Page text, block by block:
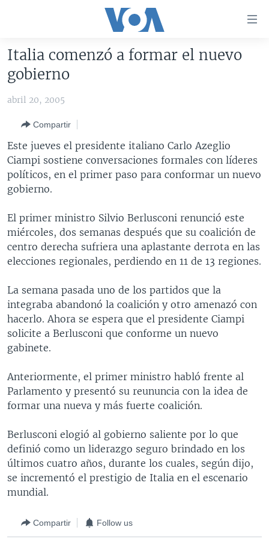
accesibilidad
contenido
principal
Salte
navegador
principal
Salte
AMÉRICA DEL NORTE
MÉXICO
HAITÍ
ELECCIONES EEUU 2024
ELECCIONES EEUU
VOTO DIVIDIDO
VOA VERIFICA
VOA VERIFICA UCRANIA/RUSIA
VOA VERIFICA INMIGRACIÓN
VOA VERIFICA AMÉRICA LATINA
AMÉRICA LATINA
ARGENTINA
BOLIVIA
COLOMBIA
CHILE
PERÚ
ECUADOR
BRASIL
CHINA EN AMÉRICA LATINA
CENTROAMÉRICA
COSTA RICA
EL SALVADOR
GUATEMALA
HONDURAS
OTRAS SECCIONES
INMIGRACIÓN
LIBERTAD DE PRENSA
MUNDO
ENTRETENIMIENTO Y CULTURA
TECNOLOGÍA
DEPORTES
ESPECIALES DE LA VOA
LIBERTAD DE PRENSA
UCRANIA
VIDEOS
FOTOGRAFÍA
AUDIOS
PROGRAMAS TV
EL MUNDO AL DÍA
FORO INTERAMERICANO
LAS CLAVES
PANORAMA
RADIO
AVANCE INFORMATIVO
BUENOS DÍAS AMÉRICA
ESTADOS UNIDOS AL DÍA
EL MUNDO AL DÍA [RADIO]
FORO [RADIO]
DEPORTIVO INTERNACIONAL
NOTA ECONÓMICA
ENTRETENIMIENTO
DIRECT
Learning English
SÍGANOS
Idiomas
Italia comenzó a formar el nuevo
gobierno
abril 20, 2005
Compartir
Este jueves el presidente italiano Carlo Azeglio
Ciampi sostiene conversaciones formales con líderes
políticos, en el primer paso para conformar un nuevo
gobierno.
El primer ministro Silvio Berlusconi renunció este
miércoles, dos semanas después que su coalición de
centro derecha sufriera una aplastante derrota en las
elecciones regionales, perdiendo en 11 de 13 regiones.
La semana pasada uno de los partidos que la
integraba abandonó la coalición y otro amenazó con
hacerlo. Ahora se espera que el presidente Ciampi
solicite a Berlusconi que conforme un nuevo
gabinete.
Anteriormente, el primer ministro habló frente al
Parlamento y presentó su reununcia con la idea de
formar una nueva y más fuerte coalición.
Berlusconi elogió al gobierno saliente por lo que
definió como un liderazgo seguro brindado en los
últimos cuatro años, durante los cuales, según dijo,
se incrementó el prestigio de Italia en el escenario
mundial.
Compartir Follow us